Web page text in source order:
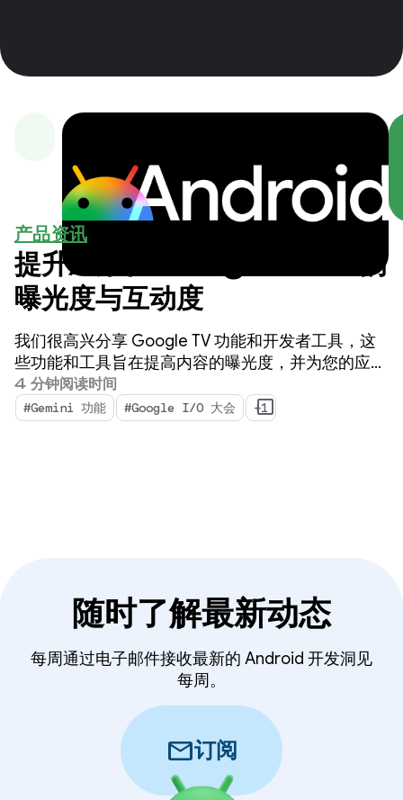
产品资讯
提升应用在 Google TV 上的
曝光度与互动度
我们很高兴分享 Google TV 功能和开发者工具，这
些功能和工具旨在提高内容的曝光度，并为您的应用
做好准备，以适应未来的电视体验。
4 分钟阅读时间
#Gemini 功能 #Google I/O 大会 +1
随时了解最新动态
每周通过电子邮件接收最新的 Android 开发洞见
每周。
mail订阅